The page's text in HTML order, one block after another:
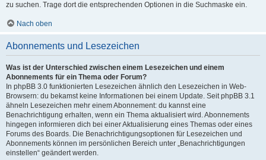
zu suchen. Trage dort die entsprechenden Optionen in die Suchmaske ein.
Nach oben
Abonnements und Lesezeichen
Was ist der Unterschied zwischen einem Lesezeichen und einem
Abonnements für ein Thema oder Forum?
In phpBB 3.0 funktionierten Lesezeichen ähnlich den Lesezeichen in Web-
Browsern: du bekamst keine Informationen bei einem Update. Seit phpBB 3.1
ähneln Lesezeichen mehr einem Abonnement: du kannst eine
Benachrichtigung erhalten, wenn ein Thema aktualisiert wird. Abonnements
hingegen informieren dich bei einer Aktualisierung eines Themas oder eines
Forums des Boards. Die Benachrichtigungsoptionen für Lesezeichen und
Abonnements können im persönlichen Bereich unter „Benachrichtigungen
einstellen“ geändert werden.